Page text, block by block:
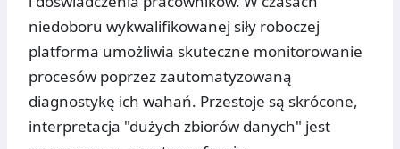
niedoboru wykwalifikowanej siły roboczej
platforma umożliwia skuteczne monitorowanie
procesów poprzez zautomatyzowaną
diagnostykę ich wahań. Przestoje są skrócone,
interpretacja "dużych zbiorów danych" jest